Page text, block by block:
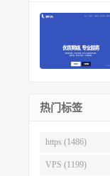
热门标签
https (1486)
VPS (1199)